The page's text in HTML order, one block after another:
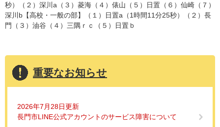
秒）（２）深川a（３）菱海（４）俵山（５）日置（６）仙崎（７）
深川b【高校・一般の部】（１）日置a（1時間11分25秒）（２）長
門（３）油谷（４）三隅ｒｃ（５）日置ｂ
重要なお知らせ
2026年7月28日更新
長門市LINE公式アカウントのサービス障害について